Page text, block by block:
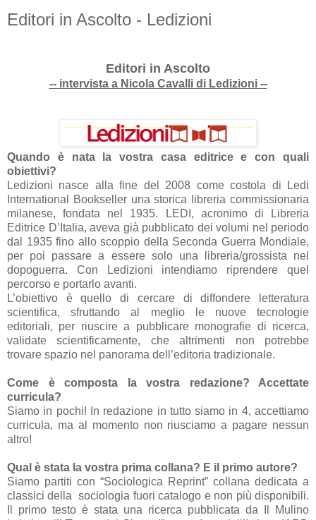
Editori in Ascolto - Ledizioni
Editori in Ascolto
-- intervista a Nicola Cavalli di Ledizioni --
Quando è nata la vostra casa editrice e con quali
obiettivi?
Ledizioni nasce alla fine del 2008 come costola di Ledi
International Bookseller una storica libreria commissionaria
milanese, fondata nel 1935. LEDI, acronimo di Libreria
Editrice D’Italia, aveva già pubblicato dei volumi nel periodo
dal 1935 fino allo scoppio della Seconda Guerra Mondiale,
per poi passare a essere solo una libreria/grossista nel
dopoguerra. Con Ledizioni intendiamo riprendere quel
percorso e portarlo avanti.
L’obiettivo è quello di cercare di diffondere letteratura
scientifica, sfruttando al meglio le nuove tecnologie
editoriali, per riuscire a pubblicare monografie di ricerca,
validate scientificamente, che altrimenti non potrebbe
trovare spazio nel panorama dell’editoria tradizionale.
Come è composta la vostra redazione? Accettate
curricula?
Siamo in pochi! In redazione in tutto siamo in 4, accettiamo
curricula, ma al momento non riusciamo a pagare nessun
altro!
Qual è stata la vostra prima collana? E il primo autore?
Siamo partiti con “Sociologica Reprint” collana dedicata a
classici della sociologia fuori catalogo e non più disponibili.
Il primo testo è stata una ricerca pubblicata da Il Mulino